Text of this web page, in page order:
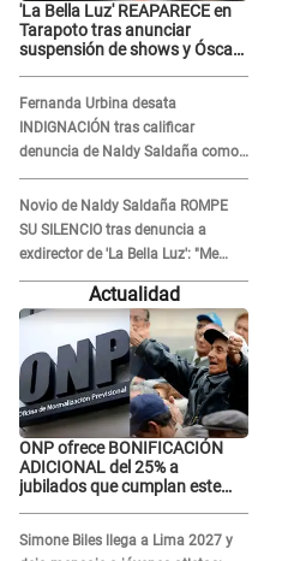
'La Bella Luz' REAPARECE en
Tarapoto tras anunciar
suspensión de shows y Óscar
Fernanda Urbina desata
INDIGNACIÓN tras calificar
denuncia de Naldy Saldaña como
'acto bochornoso': "No es justo
atacar a otra mujer"
Novio de Naldy Saldaña ROMPE
SU SILENCIO tras denuncia a
exdirector de 'La Bella Luz': "Me
basta con que ella esté bien"
Actualidad
ONP ofrece BONIFICACIÓN
ADICIONAL del 25% a
jubilados que cumplan este
Simone Biles llega a Lima 2027 y